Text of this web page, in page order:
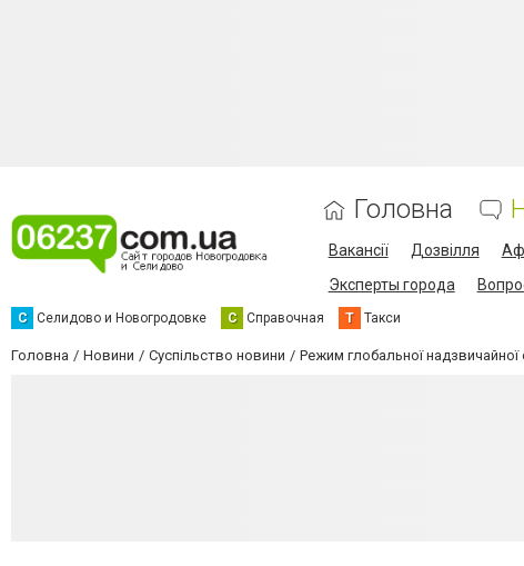
Головна
Вакансії Дозвілля
Эксперты города
С Селидово и Новогродовке С Справочная Т Такси
Головна Новини Суспільство новини Режим глобальної